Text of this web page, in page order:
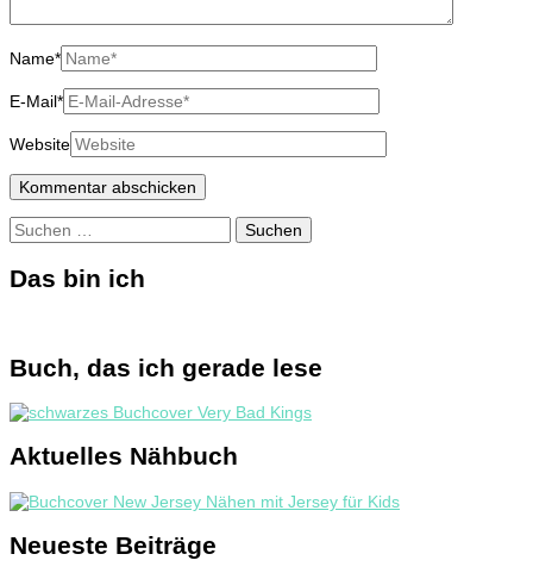
Name*
E-Mail*
Website
Suchen
nach:
Das bin ich
Buch, das ich gerade lese
Aktuelles Nähbuch
Neueste Beiträge